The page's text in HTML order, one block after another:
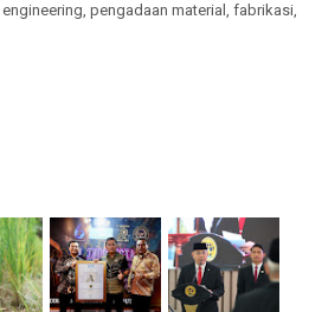
pengadaan material, fabrikasi,